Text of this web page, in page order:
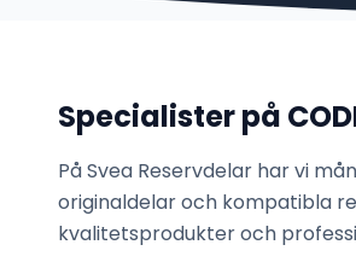
Specialister på
På Svea Reservdelar har vi
originaldelar och kompatibla
kvalitetsprodukter och